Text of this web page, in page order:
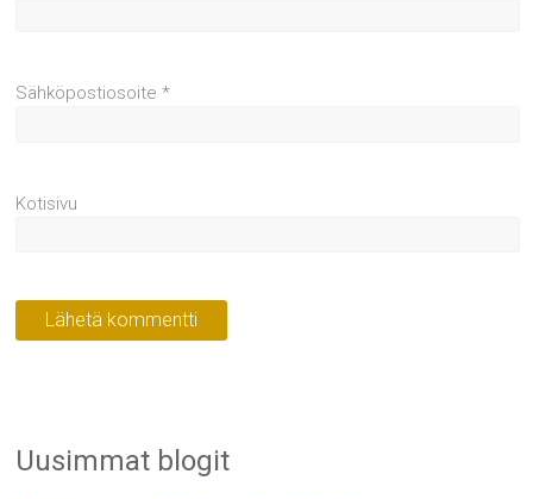
Sähköpostiosoite*
Kotisivu
Uusimmat blogit